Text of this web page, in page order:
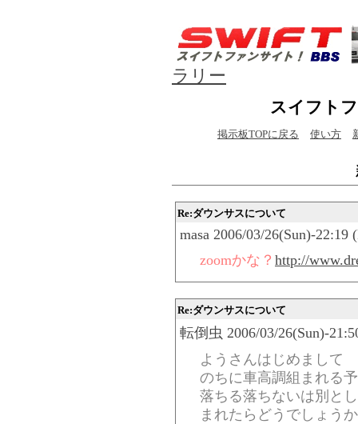
ラリー
スイフト
掲示板TOPに戻る 使い方
Re:ダウンサスについて
masa 2006/03/26(Sun)-22:19
zoomかな？ http://
Re:ダウンサスについて
転倒虫 2006/03/26(Sun)-
ようさんはじめまして
のちに車高調組まれる
落ちる落ちないは別と
まれたらどうでしょう